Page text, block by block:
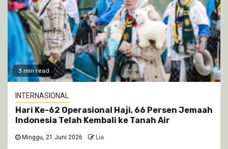
3 min read
INTERNASIONAL
Hari Ke-62 Operasional Haji, 66 Persen Jemaah
Indonesia Telah Kembali ke Tanah Air
Minggu, 21 Juni 2026 Lia